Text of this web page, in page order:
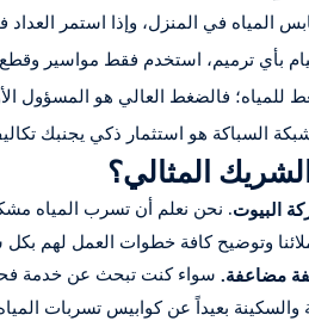
المياه في المنزل، وإذا استمر
بأي ترميم، استخدم فقط مواسير
فالضغط العالي هو المسؤول
السباكة هو استثمار ذكي يجنبك
المثالي؟
البيوت. نحن نعلم أن تسرب المياه
وتوضيح كافة خطوات العمل لهم بكل
مضاعفة. سواء كنت تبحث عن خدمة
بعيداً عن كوابيس تسربات